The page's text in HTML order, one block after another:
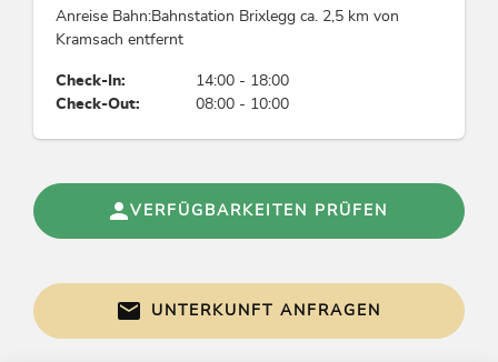
Anreise Bahn:Bahnstation Brixlegg ca. 2,5 km von
Kramsach entfernt
Check-In:
14:00 - 18:00
Check-Out:
08:00 - 10:00
VERFÜGBARKEITEN PRÜFEN
UNTERKUNFT ANFRAGEN